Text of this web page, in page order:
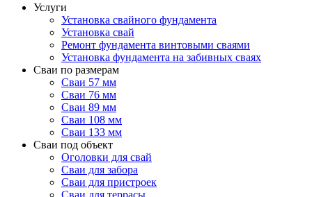
Услуги
Установка свайного фундамента
Установка свай
Ремонт фундамента винтовыми сваями
Установка фундамента на забивных сваях
Сваи по размерам
Сваи 57 мм
Сваи 76 мм
Сваи 89 мм
Сваи 108 мм
Сваи 133 мм
Сваи под объект
Оголовки для свай
Сваи для забора
Сваи для пристроек
Сваи для террасы